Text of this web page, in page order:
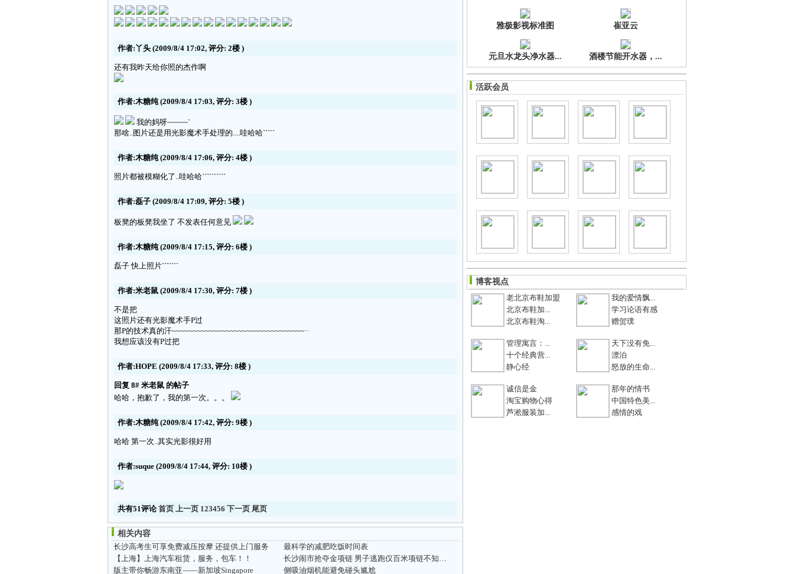
作者:丫头 (2009/8/4 17:02, 评分: 2楼 )
还有我昨天给你照的杰作啊
作者:木糖纯(2009/8/4 17:03, 评分: 3楼 )
我的妈呀~~~~~`
那啥..图片还是用光影魔术手处理的....哇哈哈`````
作者:木糖纯(2009/8/4 17:06, 评分: 4楼 )
照片都被模糊化了..哇哈哈``````````
作者:磊子 (2009/8/4 17:09, 评分: 5楼 )
板凳的板凳我坐了 不发表任何意见
作者:木糖纯(2009/8/4 17:15, 评分: 6楼 )
磊子 快上照片```````
作者:米老鼠 (2009/8/4 17:30, 评分: 7楼 )
不是把
这照片还有光影魔术手P过
那P的技术真的汗~~~~~~~~~~~~~~~~~~~~~~~~~~~~~~~~··
我想应该没有P过把
作者:HOPE (2009/8/4 17:33, 评分: 8楼 )
回复 8# 米老鼠 的帖子
哈哈，抱歉了，我的第一次。。。
作者:木糖纯(2009/8/4 17:42, 评分: 9楼 )
哈哈 第一次..其实光影很好用
作者:suque (2009/8/4 17:44, 评分: 10楼 )
共有51评论首页 上一页 123456 下一页 尾页
相关内容
长沙高考生可享免费减压按摩 还提供上门服务
最科学的减肥吃饭时间表
【上海】上海汽车租赁，服务，包车！！
长沙闹市抢夺金项链 男子逃跑仅百米项链不知所踪
版主带你畅游东南亚——新加坡Singapore
侧吸油烟机能避免碰头尴尬
雅极影视标准图 崔亚云
元旦水龙头净水器... 酒楼节能开水器，...
活跃会员
博客视点
老北京布鞋加盟
北京布鞋加...
北京布鞋淘...
我的爱情飘...
学习论语有感
赠贺璞
管理寓言：...
十个经典营...
静心经
天下没有免...
漂泊
怒放的生命...
诚信是金
淘宝购物心得
芦淞服装加...
那年的情书
中国特色美...
感情的戏